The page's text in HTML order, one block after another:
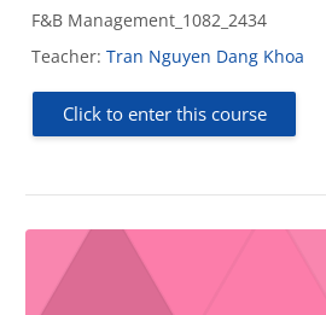
F&B Management_1082_2434
Teacher: Tran Nguyen Dang Khoa
Click to enter this course